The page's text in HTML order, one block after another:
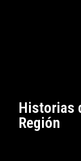
Historias
Región